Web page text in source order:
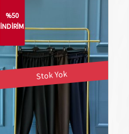
%50
İNDİRİM
Stok Yok